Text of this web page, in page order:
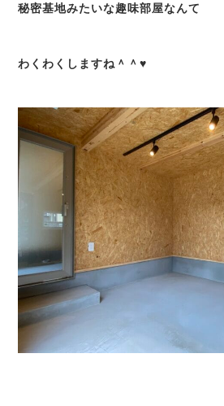
秘密基地みたいな趣味部屋なんて
わくわくしますね＾＾♥